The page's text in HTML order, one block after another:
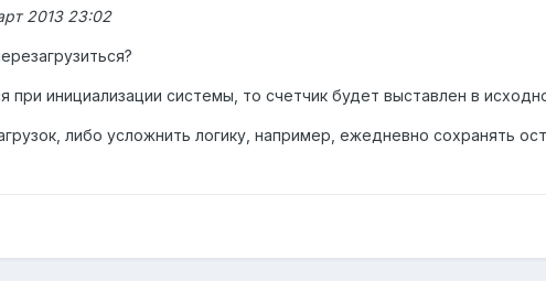
2013 23:02
при инициализации системы, то счетчик будет выставлен в
либо усложнить логику, например, ежедневно сохранять